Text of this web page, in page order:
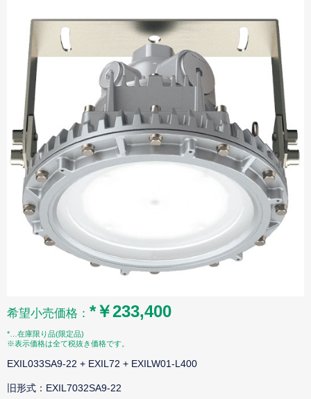
希望小売価格： *￥233,400
*…在庫限り品(限定品)
※表示価格は全て税抜き価格です。
EXIL033SA9-22 + EXIL72 + EXILW01-L400
旧形式：EXIL7032SA9-22